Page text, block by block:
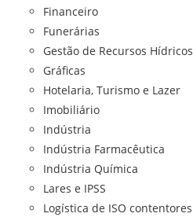
Financeiro
Funerárias
Gestão de Recursos Hídricos
Gráficas
Hotelaria, Turismo e Lazer
Imobiliário
Indústria
Indústria Farmacêutica
Indústria Química
Lares e IPSS
Logística de ISO contentores